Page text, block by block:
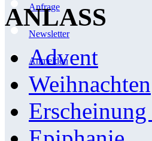
Anfrage
Newsletter
Anmelden
ANLASS
Advent
Weihnachten